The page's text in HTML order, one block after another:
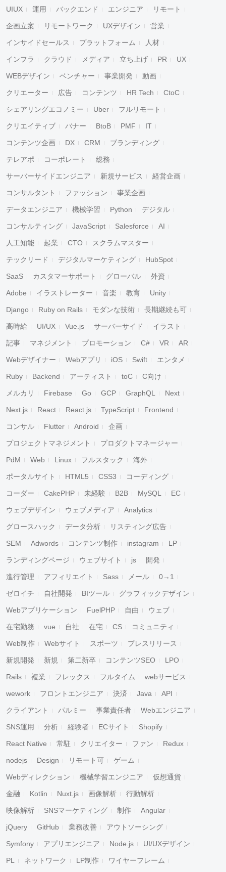
UIUX 運用 バックエンド エンジニア リモート
企画立案 リモートワーク UXデザイン 営業
インサイドセールス プラットフォーム 人材
インフラ クラウド メディア 立ち上げ PR UX
WEBデザイン ベンチャー 事業開発 動画
クリエーター 広告 コンテンツ HR Tech CtoC
シェアリングエコノミー Uber フルリモート
クリエイティブ バナー BtoB PMF IT
コンテンツ企画 DX CRM ブランディング
テレアポ コーポレート 総務
サーバーサイドエンジニア 新規サービス 経営企画
コンサルタント ファッション 事業企画
データエンジニア 機械学習 Python デジタル
コンサルティング JavaScript Salesforce AI
人工知能 起業 CTO スクラムマスター
テックリード デジタルマーケティング HubSpot
SaaS カスタマーサポート グローバル 外資
Adobe イラストレーター 音楽 教育 Unity
Django Ruby on Rails モダンな技術 長期継続も可
高時給 UI/UX Vue.js サーバーサイド イラスト
記事 マネジメント プロモーション C# VR AR
Webデザイナー Webアプリ iOS Swift エンタメ
Ruby Backend アーティスト toC C向け
メルカリ Firebase Go GCP GraphQL Next
Next.js React React.js TypeScript Frontend
コンサル Flutter Android 企画
プロジェクトマネジメント プロダクトマネージャー
PdM Web Linux フルスタック 海外
ポータルサイト HTML5 CSS3 コーディング
コーダー CakePHP 未経験 B2B MySQL EC
ウェブデザイン ウェブメディア Analytics
グロースハック データ分析 リスティング広告
SEM Adwords コンテンツ制作 instagram LP
ランディングページ ウェブサイト js 開発
進行管理 アフィリエイト Sass メール 0→1
ゼロイチ 自社開発 BIツール グラフィックデザイン
Webアプリケーション FuelPHP 自由 ウェブ
在宅勤務 vue 自社 在宅 CS コミュニティ
Web制作 Webサイト スポーツ プレスリリース
新規開発 新規 第二新卒 コンテンツSEO LPO
Rails 複業 フレックス フルタイム webサービス
wework フロントエンジニア 決済 Java API
クライアント パルミー 事業責任者 Webエンジニア
SNS運用 分析 経験者 ECサイト Shopify
React Native 常駐 クリエイター ファン Redux
nodejs Design リモート可 ゲーム
Webディレクション 機械学習エンジニア 仮想通貨
金融 Kotlin Nuxt.js 画像解析 行動解析
映像解析 SNSマーケティング 制作 Angular
jQuery GitHub 業務改善 アウトソーシング
Symfony アプリエンジニア Node.js UI/UXデザイン
PL ネットワーク LP制作 ワイヤーフレーム